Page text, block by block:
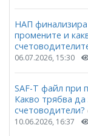
НАП финализира
промените и
06.07.2026, 15:30
SAF-T файл при
Какво трябва
счетоводители?
10.06.2026, 16:37